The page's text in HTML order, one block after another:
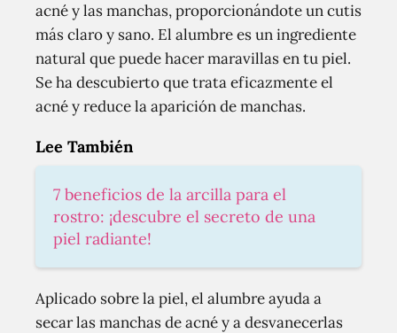
acné y las manchas, proporcionándote un cutis
más claro y sano. El alumbre es un ingrediente
natural que puede hacer maravillas en tu piel.
Se ha descubierto que trata eficazmente el
acné y reduce la aparición de manchas.
Lee También
7 beneficios de la arcilla para el
rostro: ¡descubre el secreto de una
piel radiante!
Aplicado sobre la piel, el alumbre ayuda a
secar las manchas de acné y a desvanecerlas